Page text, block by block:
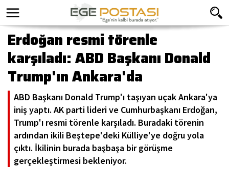
Erdoğan resmi törenle
karşıladı: ABD Başkanı Donald
Trump'ın Ankara'da
ABD Başkanı Donald Trump'ı taşıyan uçak Ankara'ya
iniş yaptı. AK parti lideri ve Cumhurbaşkanı Erdoğan,
Trump'ı resmi törenle karşıladı. Buradaki törenin
ardından ikili Beştepe'deki Külliye'ye doğru yola
çıktı. İkilinin burada başbaşa bir görüşme
gerçekleştirmesi bekleniyor.